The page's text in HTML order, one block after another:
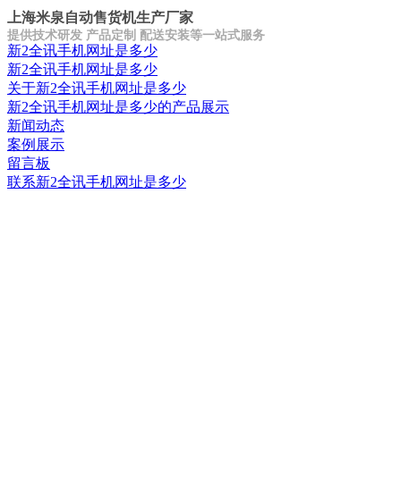
上海米泉自动售货机生产厂家
提供技术研发 产品定制 配送安装等一站式服务
新2全讯手机网址是多少
新2全讯手机网址是多少
关于新2全讯手机网址是多少
新2全讯手机网址是多少的产品展示
新闻动态
案例展示
留言板
联系新2全讯手机网址是多少